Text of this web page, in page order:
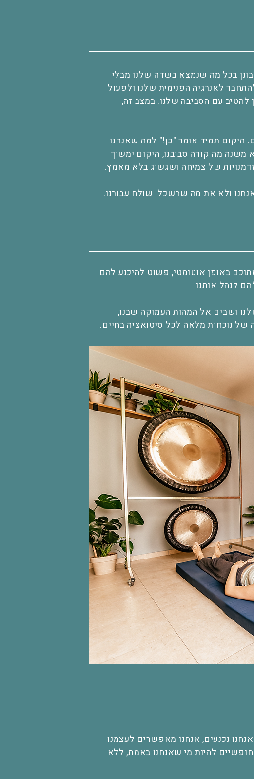
בכל מה שנמצא בשדה שלנו מבלי
לאנרגיה הפנימית שלנו ולפעול
להטיב עם הסביבה שלנו. במצב זה,
היקום תמיד אומר "כן!" למה שאנחנו
מה קורה סביבנו, היקום ימשיך
של צמיחה ושגשוג בלא מאמץ.
ולא את מה שהשכל שולח עבורנו.
באופן אוטומטי, פשוט להיכנע להם.
לנהל אותנו.
ושבים אל המהות העמוקה שבנו,
נוכחות מלאה לכל סיטואציה בחיים.
נכנעים, אנחנו מאפשרים לעצמנו
להיות מי שאנחנו באמת, ללא